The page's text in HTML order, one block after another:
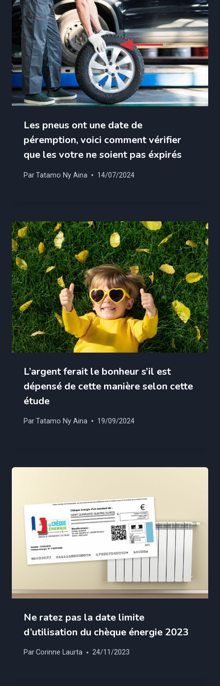
Les pneus ont une date de
péremption, voici comment vérifier
que les votre ne soient pas éxpirés
ParTatamo Ny Aina 14/07/2024
L’argent ferait le bonheur s’il est
dépensé de cette manière selon cette
étude
ParTatamo Ny Aina 19/09/2024
Ne ratez pas la date limite
d’utilisation du chèque énergie 2023
ParCorinne Laurta 24/11/2023